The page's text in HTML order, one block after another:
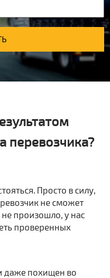
перевозчика?
Просто в силу,
не сможет
не произошло, у нас
проверенных
даже похищен во